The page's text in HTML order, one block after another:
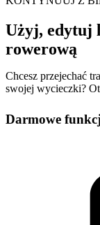
Użyj, edytuj
rowerową
Chcesz przejechać
swojej wycieczki?
Darmowe